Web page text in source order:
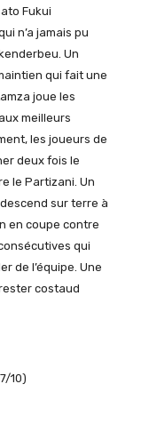
Fukui
n’a jamais pu
Un
qui fait une
joue les
meilleurs
les joueurs de
deux fois le
le Partizani. Un
sur terre à
en coupe contre
qui
de l’équipe. Une
costaud
10)